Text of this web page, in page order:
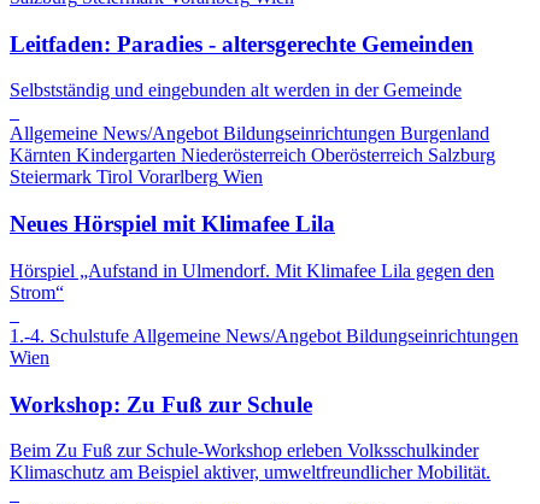
Leitfaden: Paradies - altersgerechte Gemeinden
Selbstständig und eingebunden alt werden in der Gemeinde
Allgemeine News/Angebot Bildungseinrichtungen Burgenland
Kärnten Kindergarten Niederösterreich Oberösterreich Salzburg
Steiermark Tirol Vorarlberg Wien
Neues Hörspiel mit Klimafee Lila
Hörspiel „Aufstand in Ulmendorf. Mit Klimafee Lila gegen den
Strom“
1.-4. Schulstufe Allgemeine News/Angebot Bildungseinrichtungen
Wien
Workshop: Zu Fuß zur Schule
Beim Zu Fuß zur Schule-Workshop erleben Volksschulkinder
Klimaschutz am Beispiel aktiver, umweltfreundlicher Mobilität.